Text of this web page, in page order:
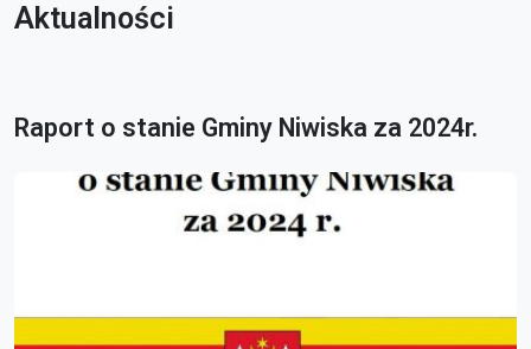
Aktualności
Raport o stanie Gminy Niwiska za 2024r.